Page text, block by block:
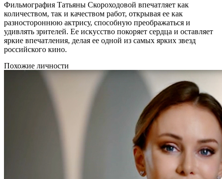
Фильмография Татьяны Скороходовой впечатляет как
количеством, так и качеством работ, открывая ее как
разностороннюю актрису, способную преображаться и
удивлять зрителей. Ее искусство покоряет сердца и оставляет
яркие впечатления, делая ее одной из самых ярких звезд
российского кино.
Похожие личности